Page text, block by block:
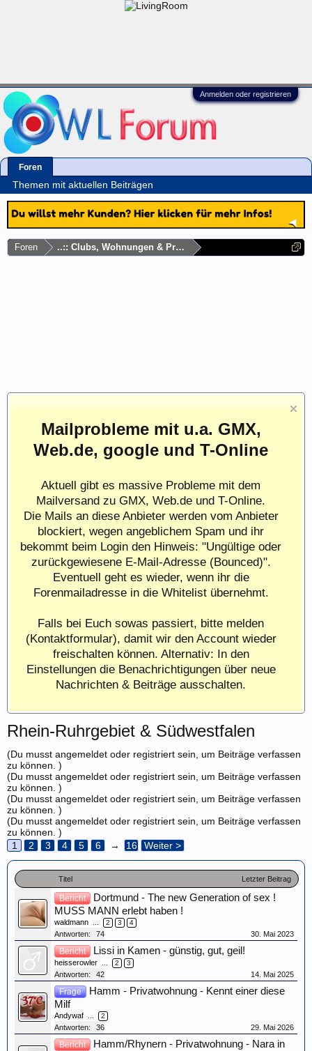
Anmelden oder registrieren
Foren ..:: Clubs, Wohnungen & Privatadressen ::..
Mailprobleme mit u.a. GMX,
Web.de, google und T-Online
Aktuell gibt es massive Probleme mit dem
Mailversand zu GMX, Web.de und T-Online.
Die Mails an diese Anbieter werden vom Anbieter
blockiert, wegen angeblichem Spam und ihr
bekommt beim Login den Hinweis: "Ungültige oder
zurückgewiesene E-Mail-Adresse (Bounced)".
Eventuell geht es wieder, wenn ihr die
Forenmailadresse in die Whitelist übernehmt.
Falls bei Euch sowas passiert, bitte melden
(Kontaktformular), damit wir den Account wieder
freischalten können. Alternativ: In den
Einstellungen die Benachrichtigungen über neue
Nachrichten & Beiträge ausschalten.
Rhein-Ruhrgebiet & Südwestfalen
(Du musst angemeldet oder registriert sein, um Beiträge verfassen
zu können. )
(Du musst angemeldet oder registriert sein, um Beiträge verfassen
zu können. )
(Du musst angemeldet oder registriert sein, um Beiträge verfassen
zu können. )
(Du musst angemeldet oder registriert sein, um Beiträge verfassen
zu können. )
1
2 3 4 5 6 → 16 Weiter >
Titel Letzter Beitrag
Bericht
Dortmund - The new Generation of sex !
MUSS MANN erlebt haben !
waldmann ... 2 3 4
Antworten: 74 30. Mai 2023
Bericht Lissi in Kamen - günstig, gut, geil!
heisserowler ... 2 3
Antworten: 42 14. Mai 2025
Frage
Hamm - Privatwohnung - Kennt einer diese
Milf
Andywaf ... 2
Antworten: 36 29. Mai 2026
Bericht
Hamm/Rhynern - Privatwohnung - Nara in
Foren
Themen mit aktuellen Beiträgen